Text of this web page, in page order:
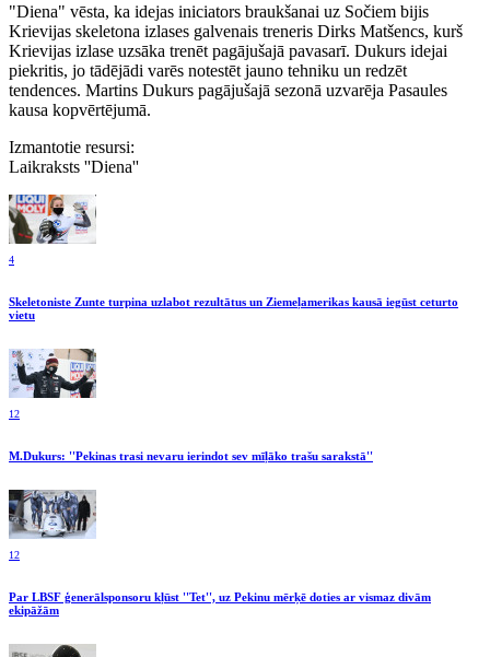
"Diena" vēsta, ka idejas iniciators braukšanai uz Sočiem bijis
Krievijas skeletona izlases galvenais treneris Dirks Matšencs, kurš
Krievijas izlase uzsāka trenēt pagājušajā pavasarī. Dukurs idejai
piekritis, jo tādējādi varēs notestēt jauno tehniku un redzēt
tendences. Martins Dukurs pagājušajā sezonā uzvarēja Pasaules
kausa kopvērtējumā.
Izmantotie resursi:
Laikraksts ''Diena''
4
Skeletoniste Zunte turpina uzlabot rezultātus un Ziemeļamerikas kausā iegūst ceturto
vietu
12
M.Dukurs: ''Pekinas trasi nevaru ierindot sev mīļāko trašu sarakstā''
12
Par LBSF ģenerālsponsoru kļūst ''Tet'', uz Pekinu mērķē doties ar vismaz divām
ekipāžām